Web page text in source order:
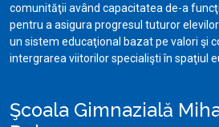
comunităţii având capacitatea de-a
pentru a asigura progresul tuturor
un sistem educaţional bazat pe valori şi
intergrarea viitorilor specialişti în spaţiul
Şcoala Gimnazială